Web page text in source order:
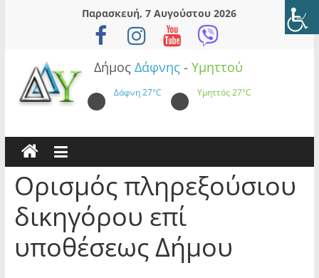
Παρασκευή, 7 Αυγούστου 2026
Δήμος Δάφνης - Υμηττού
Δάφνη27°C Υμηττός27°C
Ορισμός πληρεξούσιου
δικηγόρου επί
υποθέσεως Δήμου